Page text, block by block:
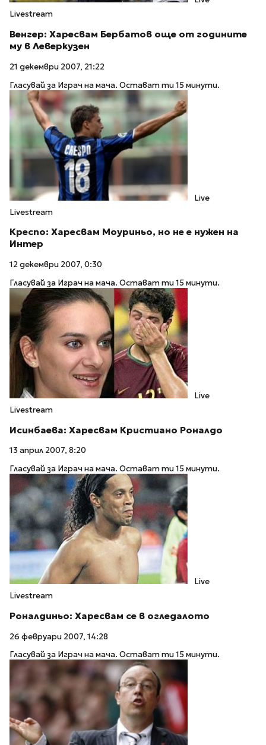
Livestream
Венгер: Харесвам Бербатов още от годините
му в Леверкузен
21 декември 2007, 21:22
Гласувай за Играч на мача. Остават ти 15 минути.
Live
Livestream
Креспо: Харесвам Моуриньо, но не е нужен на
Интер
12 декември 2007, 0:30
Гласувай за Играч на мача. Остават ти 15 минути.
Live
Livestream
Исинбаева: Харесвам Кристиано Роналдо
13 април 2007, 8:20
Гласувай за Играч на мача. Остават ти 15 минути.
Live
Livestream
Роналдиньо: Харесвам се в огледалото
26 февруари 2007, 14:28
Гласувай за Играч на мача. Остават ти 15 минути.